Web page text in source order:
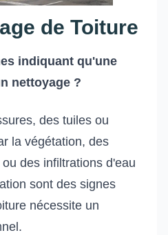
de Toiture
indiquant qu'une
nettoyage ?
des tuiles ou
la végétation, des
des infiltrations d'eau
sont des signes
nécessite un